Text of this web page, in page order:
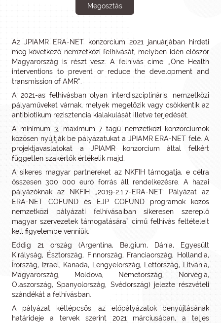
Megosztás
Az JPIAMR ERA-NET konzorcium 2021 januárjában hirdeti
meg következő nemzetközi felhívását, melyben idén először
Magyarország is részt vesz. A felhívás címe: „One Health
interventions to prevent or reduce the development and
transmission of AMR”.
A 2021-as felhívásban olyan interdiszciplináris, nemzetközi
pályaműveket várnak, melyek megelőzik vagy csökkentik az
antibiotikum rezisztencia kialakulását illetve terjedését.
A minimum 3, maximum 7 tagú nemzetközi konzorciumok
közösen nyújtják be pályázatukat a JPIAMR ERA-NET felé. A
projektjavaslatokat a JPIAMR konzorcium által felkért
független szakértők értékelik majd.
A sikeres magyar partnereket az NKFIH támogatja, e célra
összesen 300 000 euró forrás áll rendelkezésre. A hazai
pályázóknak az NKFIH „2019-2.1.7-ERA-NET: Pályázat az
ERA-NET COFUND és EJP COFUND programok közös
nemzetközi pályázati felhívásaiban sikeresen szereplő
magyar szervezetek támogatására” című felhívás feltételeit
kell figyelembe venniük.
Eddig 21 ország (Argentína, Belgium, Dánia, Egyesült
Királyság, Észtország, Finnország, Franciaország, Hollandia,
Írország, Izrael, Kanada, Lengyelország, Lettország, Litvánia,
Magyarország, Moldova, Németország, Norvégia,
Olaszország, Spanyolország, Svédország) jelezte részvételi
szándékát a felhívásban.
A pályázat kétlépcsős, az előpályázatok benyújtásának
határideje a tervek szerint 2021 márciusában, a teljes